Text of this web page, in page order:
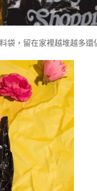
袋，留在家裡越堆越多